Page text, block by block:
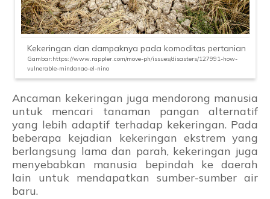
Kekeringan dan dampaknya pada komoditas pertanian
Gambar:https://www.rappler.com/move-ph/issues/disasters/127991-how-
vulnerable-mindanao-el-nino
Ancaman kekeringan juga mendorong manusia
untuk mencari tanaman pangan alternatif
yang lebih adaptif terhadap kekeringan. Pada
beberapa kejadian kekeringan ekstrem yang
berlangsung lama dan parah, kekeringan juga
menyebabkan manusia bepindah ke daerah
lain untuk mendapatkan sumber-sumber air
baru.